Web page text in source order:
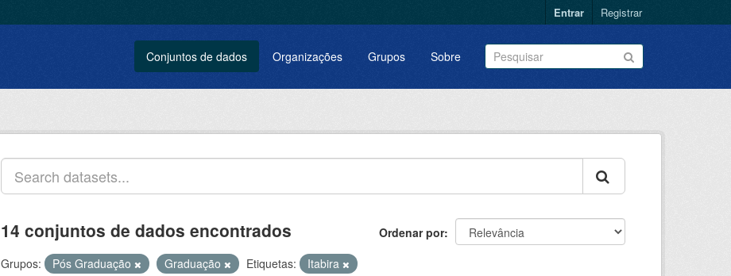
Entrar Registrar
Conjuntos de dados Organizações Grupos Sobre
Ordenar por
14 conjuntos de dados encontrados
Grupos: Pós Graduação Graduação Etiquetas:
Itabira